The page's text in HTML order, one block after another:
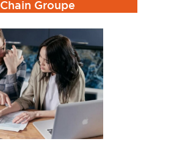
Chain Groupe